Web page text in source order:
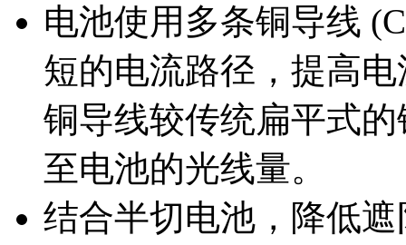
电池使用多条铜导线
短的电流路径，提高
铜导线较传统扁平式
至电池的光线量。
结合半切电池，降低